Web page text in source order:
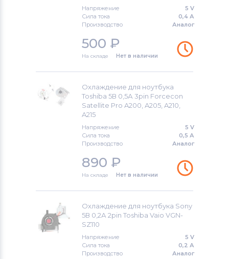
Напряжение
5 V
Сила тока
0,4 А
Производство
Аналог
500 ₽
На складе Нет в наличии
Охлаждение для ноутбука
Toshiba 5В 0,5А 3pin Forcecon
Satellite Pro A200, A205, A210,
A215
Напряжение
5 V
Сила тока
0,5 А
Производство
Аналог
890 ₽
На складе Нет в наличии
Охлаждение для ноутбука Sony
5В 0,2А 2pin Toshiba Vaio VGN-
SZ110
Напряжение
5 V
Сила тока
0,2 А
Производство
Аналог